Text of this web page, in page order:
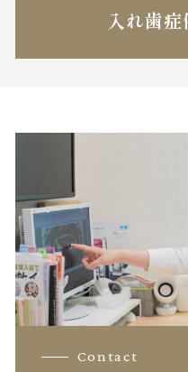
入れ歯
Contact